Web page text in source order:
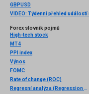
GBPUSD
Forex slovník pojmů
High-tech stock
MT4
PPI index
Výnos
FOMC
Rate of change (ROC)
Regresní analýza (Regression analysis)